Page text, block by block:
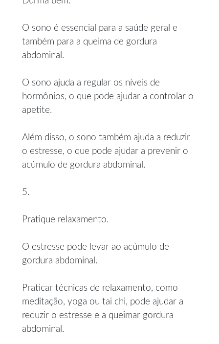
O sono é essencial para a saúde geral e
também para a queima de gordura
abdominal.
O sono ajuda a regular os níveis de
hormônios, o que pode ajudar a controlar o
apetite.
Além disso, o sono também ajuda a reduzir
o estresse, o que pode ajudar a prevenir o
acúmulo de gordura abdominal.
5.
Pratique relaxamento.
O estresse pode levar ao acúmulo de
gordura abdominal.
Praticar técnicas de relaxamento, como
meditação, yoga ou tai chi, pode ajudar a
reduzir o estresse e a queimar gordura
abdominal.